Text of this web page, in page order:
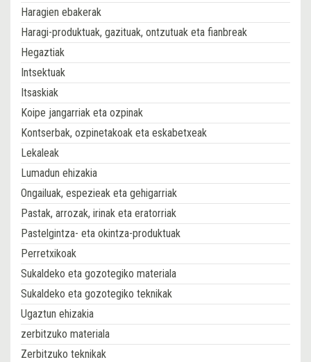
Haragien ebakerak
Haragi-produktuak, gazituak, ontzutuak eta fianbreak
Hegaztiak
Intsektuak
Itsaskiak
Koipe jangarriak eta ozpinak
Kontserbak, ozpinetakoak eta eskabetxeak
Lekaleak
Lumadun ehizakia
Ongailuak, espezieak eta gehigarriak
Pastak, arrozak, irinak eta eratorriak
Pastelgintza- eta okintza-produktuak
Perretxikoak
Sukaldeko eta gozotegiko materiala
Sukaldeko eta gozotegiko teknikak
Ugaztun ehizakia
zerbitzuko materiala
Zerbitzuko teknikak